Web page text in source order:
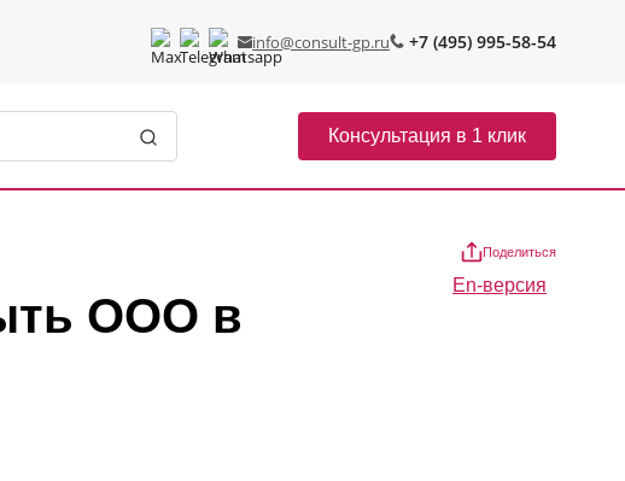
info@consult-gp.ru +7 (495) 995-58-54
Консультация в 1 клик
Поделиться
En-версия
ООО в